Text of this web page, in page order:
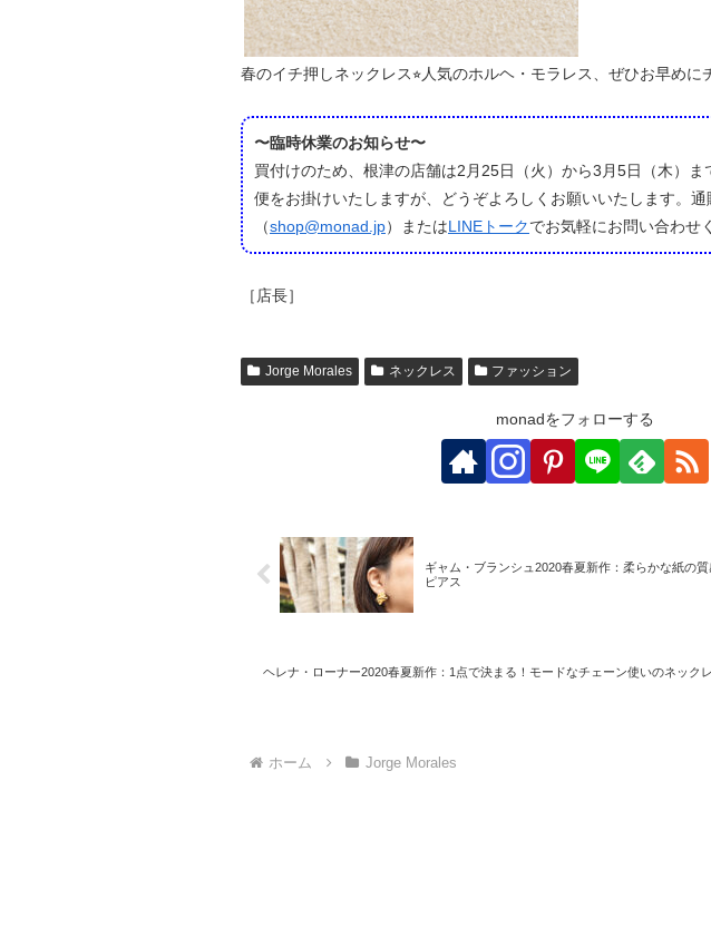
春のイチ押しネックレス⭐︎人気のホルヘ・モラレス、ぜひお早めに
〜臨時休業のお知らせ〜
買付けのため、根津の店舗は2月25日（火）から3月5日（木）ま
便をお掛けいたしますが、どうぞよろしくお願いいたします。
（shop@monad.jp）またはLINEトークでお気軽にお問い合わせ
［店長］
Jorge Morales ネックレス ファッション
monadをフォローする
ギャム・ブランシュ2020春夏新作：柔らかな紙の
ピアス
ヘレナ・ローナー2020春夏新作：1点で決まる！モードなチェーン使いのネック
ホーム Jorge Morales